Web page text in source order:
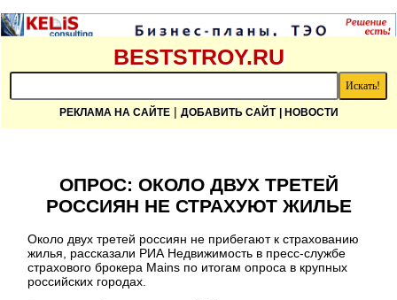
BESTSTROY.RU
РЕКЛАМА НА САЙТЕ| ДОБАВИТЬ САЙТ | НОВОСТИ
ОПРОС: ОКОЛО ДВУХ ТРЕТЕЙ
РОССИЯН НЕ СТРАХУЮТ ЖИЛЬЕ
Около двух третей россиян не прибегают к страхованию
жилья, рассказали РИА Недвижимость в пресс-службе
страхового брокера Mains по итогам опроса в крупных
российских городах.